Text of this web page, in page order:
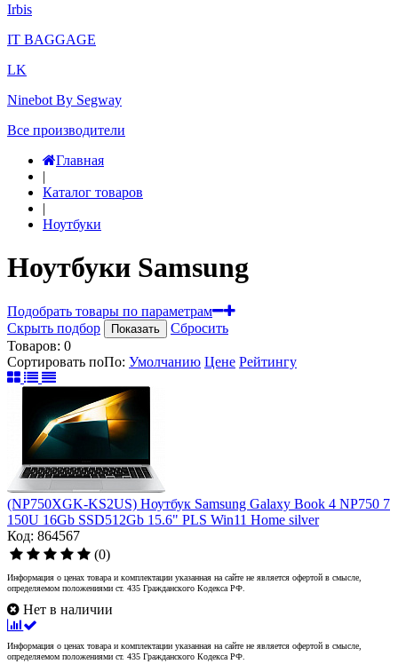
Irbis
IT BAGGAGE
LK
Ninebot By Segway
Все производители
Главная
|
Каталог товаров
|
Ноутбуки
Ноутбуки Samsung
Подобрать товары по параметрам
Скрыть подбор
Показать
Сбросить
Товаров: 0
Сортировать поПо: Умолчанию Цене Рейтингу
(NP750XGK-KS2US) Ноутбук Samsung Galaxy Book 4 NP750 7
150U 16Gb SSD512Gb 15.6" PLS Win11 Home silver
Код: 864567
(0)
Информация о ценах товара и комплектации указанная на сайте не является офертой в смысле,
определяемом положениями ст. 435 Гражданского Кодекса РФ.
Нет в наличии
Информация о ценах товара и комплектации указанная на сайте не является офертой в смысле,
определяемом положениями ст. 435 Гражданского Кодекса РФ.